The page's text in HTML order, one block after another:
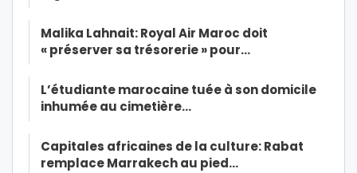
Malika Lahnait: Royal Air Maroc doit
« préserver sa trésorerie » pour…
L’étudiante marocaine tuée à son domicile
inhumée au cimetière…
Capitales africaines de la culture: Rabat
remplace Marrakech au pied…